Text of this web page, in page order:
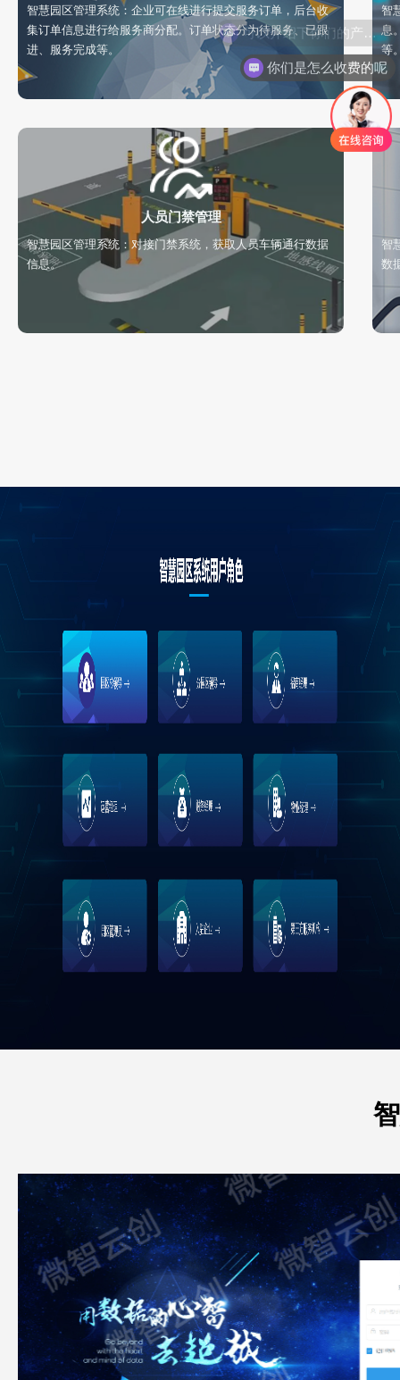
智慧园区管理系统：企业可在线进行提交服务订单，后台收
集订单信息进行给服务商分配。订单状态分为待服务、已跟
进、服务完成等。
智
息
等
人员门禁管理
智慧园区管理系统：对接门禁系统，获取人员车辆通行数据
信息。
智
数
你们是怎么收费的呢